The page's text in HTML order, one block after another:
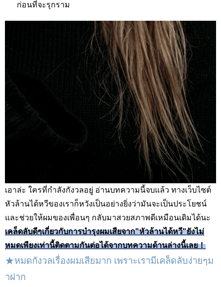
ก่อนที่จะรุกราม
เอาล่ะ ใครที่กำลังกังวลอยู่ อ่านบทความนี้จบแล้ว ทางเว็บไซต์
หัวล้านได้หวีของเราก็หวังเป็นอย่างยิ่งว่ามันจะเป็นประโยชน์
และช่วยให้ผมของเพื่อนๆ กลับมาสวยสภาพดีเหมือนเดิมได้นะ
เคล็ดลับดีๆเกี่ยวกับการบำรุงผมเสียจาก"หัวล้านได้หวี"ยังไม่
หมดเพียงเท่านี้ติดตามกันต่อได้จากบทความด้านล่างนี้เลย！
★หมดกังวลเรื่องผมเสียมาก เพราะเรามีเคล็ดลับง่ายๆม
าฝาก